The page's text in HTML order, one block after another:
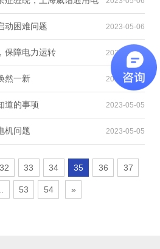
2023-05-06
动困难问题
2023-05-05
保障电力运转
2023-05-05
然一新
2023-05-05
道的事项
2023-05-05
机问题
32 33 34 35 36 37
53 54 »